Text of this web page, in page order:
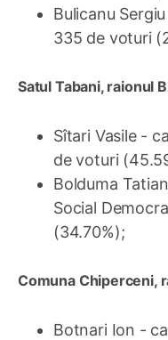
Bulicanu
335 de voturi
Satul Tabani, raionul
Sîtari Vasile -
de voturi
Bolduma
Social
(34.70%);
Comuna Chiperceni,
Botnari Ion -